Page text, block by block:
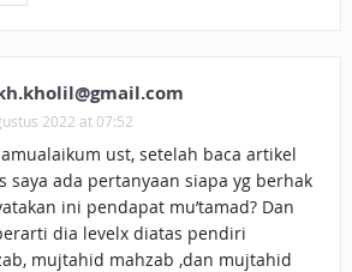
2022 at 07:52
ust, setelah baca artikel
saya ada pertanyaan siapa yg berhak
ini pendapat mu’tamad? Dan
dia levelx diatas pendiri
mujtahid mahzab ,dan mujtahid